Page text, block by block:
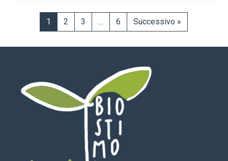
1 2 3 … 6 Successivo »